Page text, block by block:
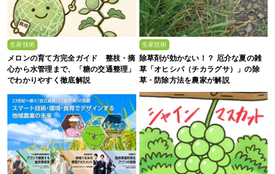
生産技術
メロンの育て方完全ガイド 整枝・摘
心から水管理まで、「糖の交通整理」
でわかりやすく徹底解説
生産技術
除草剤が効かない！？ 厄介な夏の雑
草「オヒシバ（チカラグサ）」の除
草・防除方法を農家が解説